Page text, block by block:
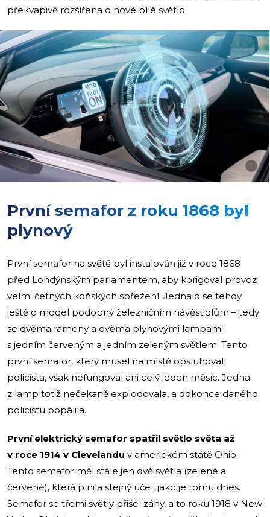
překvapivě rozšířena o nové bílé světlo.
i
První semafor z roku 1868 byl
plynový
První semafor na světě byl instalován již v roce 1868
před Londýnským parlamentem, aby korigoval provoz
velmi četných koňských spřežení. Jednalo se tehdy
ještě o model podobný železničním návěstidlům – tedy
se dvěma rameny a dvěma plynovými lampami
s jedním červeným a jedním zeleným světlem. Tento
první semafor, který musel na místě obsluhovat
policista, však nefungoval ani celý jeden měsíc. Jedna
z lamp totiž nečekaně explodovala, a dokonce daného
policistu popálila.
První elektrický semafor spatřil světlo světa až
v roce 1914 v Clevelandu v americkém státě Ohio.
Tento semafor měl stále jen dvě světla (zelené a
červené), která plnila stejný účel, jako je tomu dnes.
Semafor se třemi světly přišel záhy, a to roku 1918 v New